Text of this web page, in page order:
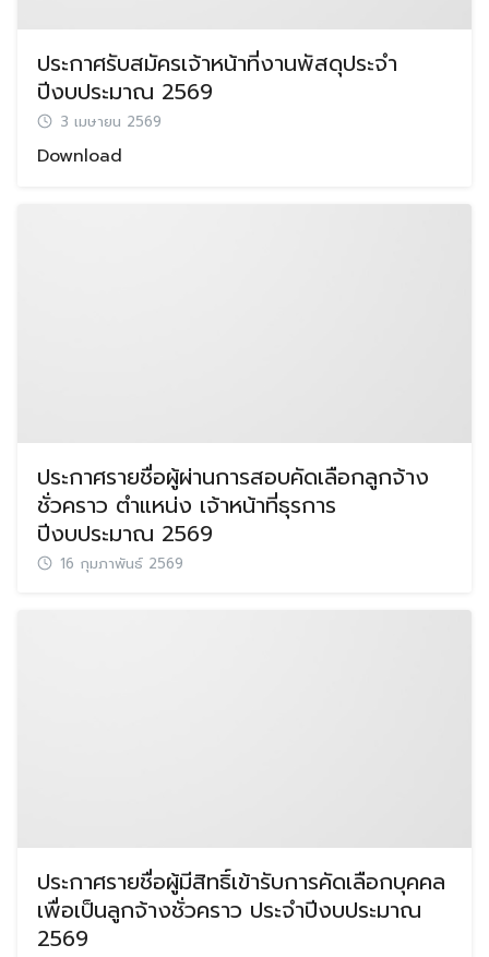
ประกาศรับสมัครเจ้าหน้าที่งานพัสดุประจำ
ปีงบประมาณ 2569
3 เมษายน 2569
Download
ประกาศรายชื่อผู้ผ่านการสอบคัดเลือกลูกจ้าง
ชั่วคราว ตำแหน่ง เจ้าหน้าที่ธุรการ
ปีงบประมาณ 2569
16 กุมภาพันธ์ 2569
ประกาศรายชื่อผู้มีสิทธิ์เข้ารับการคัดเลือกบุคคล
เพื่อเป็นลูกจ้างชั่วคราว ประจำปีงบประมาณ
2569